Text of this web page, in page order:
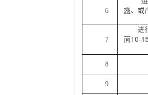
6
露、或
7
进
面10-
8
9